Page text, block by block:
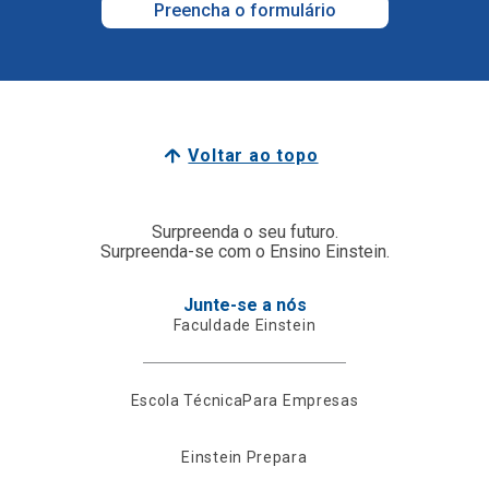
Preencha o formulário
Voltar ao topo
Surpreenda o seu futuro.
Surpreenda-se com o Ensino Einstein.
Junte-se a nós
Faculdade Einstein
Escola TécnicaPara Empresas
Einstein Prepara